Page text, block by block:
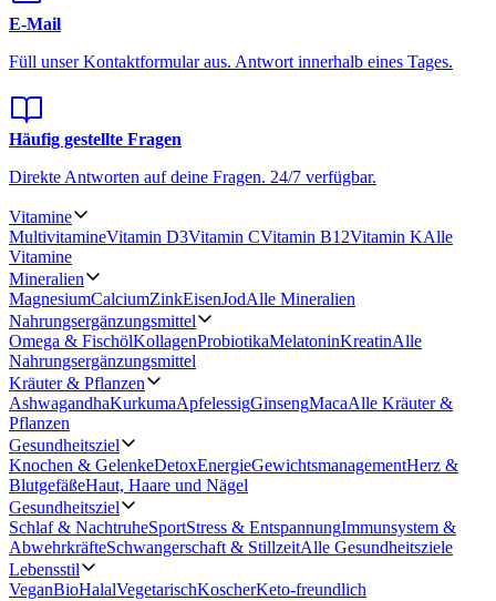
E-Mail
Füll unser Kontaktformular aus. Antwort innerhalb eines Tages.
Häufig gestellte Fragen
Direkte Antworten auf deine Fragen. 24/7 verfügbar.
Vitamine
MultivitamineVitamin D3Vitamin CVitamin B12Vitamin KAlle
Vitamine
Mineralien
MagnesiumCalciumZinkEisenJodAlle Mineralien
Nahrungsergänzungsmittel
Omega & FischölKollagenProbiotikaMelatoninKreatinAlle
Nahrungsergänzungsmittel
Kräuter & Pflanzen
AshwagandhaKurkumaApfelessigGinsengMacaAlle Kräuter &
Pflanzen
Gesundheitsziel
Knochen & GelenkeDetoxEnergieGewichtsmanagementHerz &
BlutgefäßeHaut, Haare und Nägel
Gesundheitsziel
Schlaf & NachtruheSportStress & EntspannungImmunsystem &
AbwehrkräfteSchwangerschaft & StillzeitAlle Gesundheitsziele
Lebensstil
VeganBioHalalVegetarischKoscherKeto-freundlich